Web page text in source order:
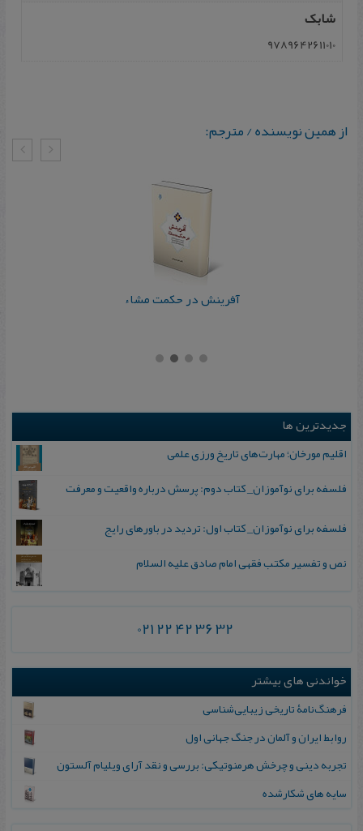
شابک
9789642611010
از همین نویسنده / مترجم:
آفرینش در حکمت مشاء
جدیدترین ها
اقلیم مورخان؛ مهارت‌های تاریخ ورزی علمی
فلسفه برای نوآموزان_ کتاب دوم: پرسش درباره واقعیت و معرفت
فلسفه برای نوآموزان_ کتاب اول: تردید در باورهای رایج
نص و تفسیر مکتب فقهی امام صادق علیه السلام
021 22 42 36 32
خواندنی های بیشتر
فرهنگ‌نامۀ تاریخی زیبایی‌شناسی
روابط ایران‌ و آلمان‌ در جنگ‌ جهانی‌ اول
تجربه دینی و چرخش هرمنوتیکی: بررسی و نقد آرای ویلیام آلستون
سایه‌ های شكارشده